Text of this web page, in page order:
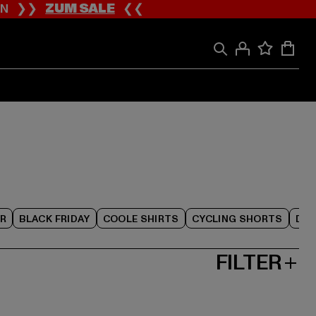
❯❯ZUM SALE❮❮
BLACK FRIDAY COOLE SHIRTS CYCLING SHORTS
FILTER